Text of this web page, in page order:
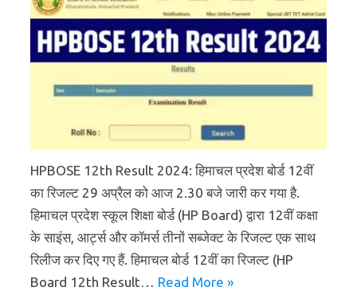
HPBOSE 12th Result 2024: हिमाचल प्रदेश बोर्ड 12वीं
का रिजल्ट 29 अप्रैल को आज 2.30 बजे जारी कर गया है.
हिमाचल प्रदेश स्कूल शिक्षा बोर्ड (HP Board) द्वारा 12वीं कक्षा
के साइंस, आर्ट्स और कॉमर्स तीनों सब्जेक्ट के रिजल्ट एक साथ
रिलीज कर दिए गए हैं. हिमाचल बोर्ड 12वीं का रिजल्ट (HP
Board 12th Result… Read More »